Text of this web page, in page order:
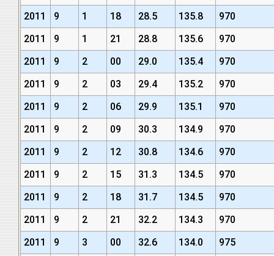
2011
9 1 18 28.5 135.8
970
2011
9 1 21 28.8 135.6
970
2011
9 2 00 29.0 135.4
970
2011
9 2 03 29.4 135.2
970
2011
9 2 06 29.9 135.1
970
2011
9 2 09 30.3 134.9
970
2011
9 2 12 30.8 134.6
970
2011
9 2 15 31.3 134.5
970
2011
9 2 18 31.7 134.5
970
2011
9 2 21 32.2 134.3
970
2011
9 3 00 32.6 134.0 975